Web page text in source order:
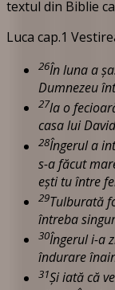
textul din Biblie
Luca cap.1
26În luna a
Dumnezeu
27la o
casa lui
28Îngerul a
s-a făcut
eşti tu între
29Tulburată
întreba
30Îngerul i-a
îndurare
31Şi iată că